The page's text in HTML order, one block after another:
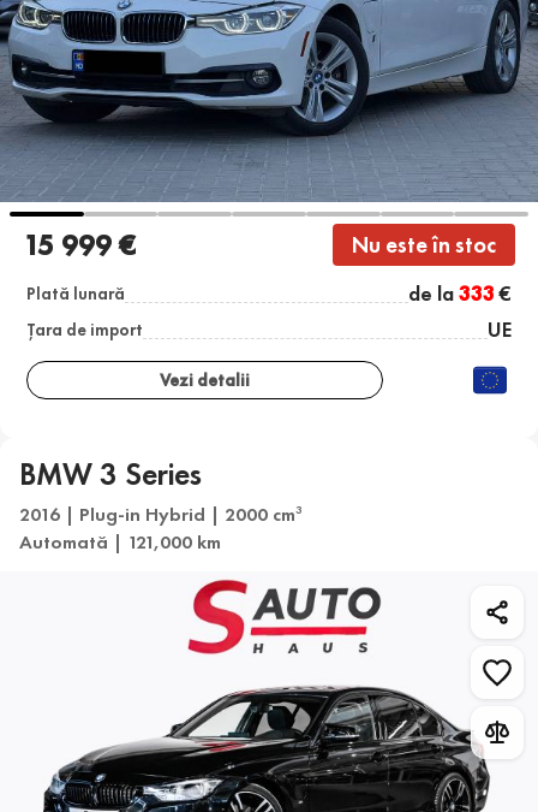
15 999 € Nu este în stoc
Plată lunară de la333€
Țara de import UE
Vezi detalii
BMW 3 Series
2016 | Plug-in Hybrid | 2000 cm3
Automată | 121,000 km